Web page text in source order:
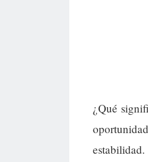
¿Qué